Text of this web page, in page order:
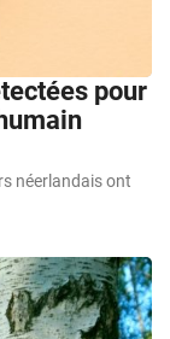
pour
néerlandais ont